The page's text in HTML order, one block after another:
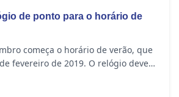
de ponto para o horário de
começa o horário de verão, que
fevereiro de 2019. O relógio deve